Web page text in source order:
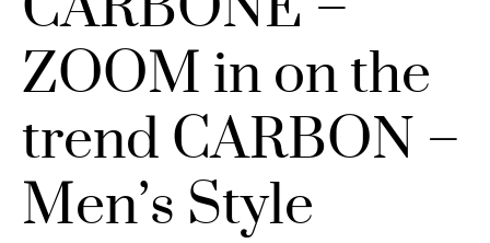
ZOOM in on the
trend CARBON –
Men’s Style